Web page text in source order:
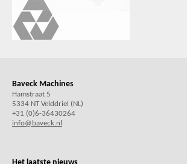
Baveck Machines
Hamstraat 5
5334 NT Velddriel (NL)
+31 (0)6-36430264
info@baveck.nl